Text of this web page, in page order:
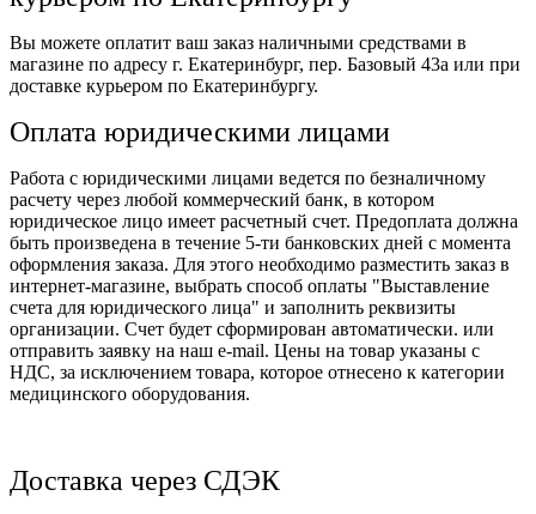
Вы можете оплатит ваш заказ наличными средствами в
магазине по адресу г. Екатеринбург, пер. Базовый 43а или при
доставке курьером по Екатеринбургу.
Оплата юридическими лицами
Работа с юридическими лицами ведется по безналичному
расчету через любой коммерческий банк, в котором
юридическое лицо имеет расчетный счет. Предоплата должна
быть произведена в течение 5-ти банковских дней с момента
оформления заказа. Для этого необходимо разместить заказ в
интернет-магазине, выбрать способ оплаты "Выставление
счета для юридического лица" и заполнить реквизиты
организации. Счет будет сформирован автоматически. или
отправить заявку на наш e-mail. Цены на товар указаны с
НДС, за исключением товара, которое отнесено к категории
медицинского оборудования.
Доставка через СДЭК